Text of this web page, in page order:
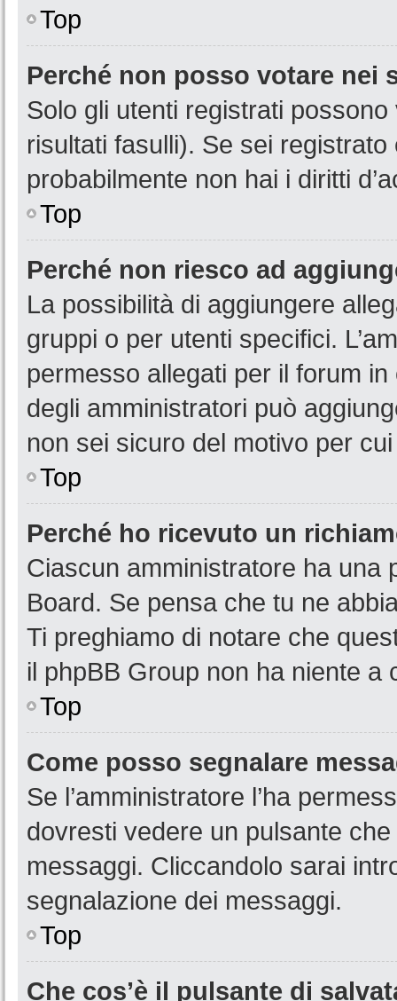
Top
Perché non posso votare nei
Solo gli utenti registrati
risultati fasulli). Se sei
probabilmente non hai i diritti
Top
Perché non riesco ad
La possibilità di aggiungere
gruppi o per utenti specifici.
permesso allegati per il forum
degli amministratori può
non sei sicuro del motivo per
Top
Perché ho ricevuto un
Ciascun amministratore ha una
Board. Se pensa che tu ne
Ti preghiamo di notare che
il phpBB Group non ha niente a
Top
Come posso segnalare
Se l’amministratore l’ha
dovresti vedere un pulsante
messaggi. Cliccandolo sarai
segnalazione dei messaggi.
Top
Che cos’è il pulsante di